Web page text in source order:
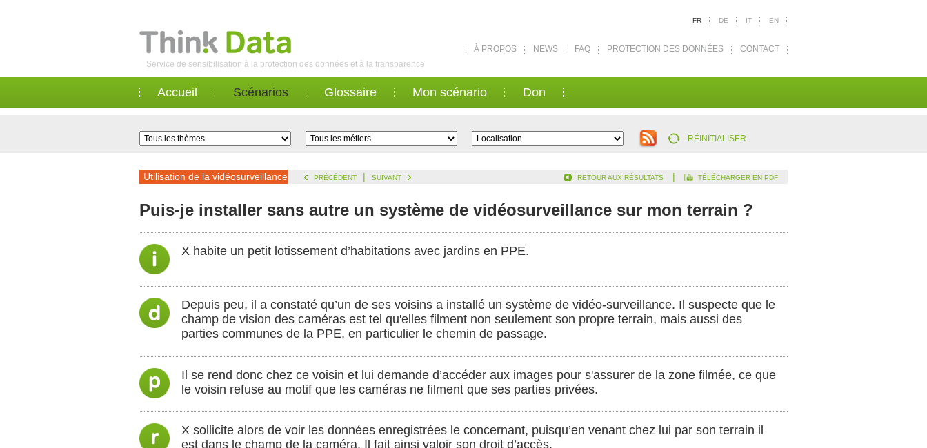
Service de sensibilisation à la protection des données et à la transparence
FR DE IT EN
À PROPOS NEWS FAQ PROTECTION DES DONNÉES CONTACT
Accueil Scénarios Glossaire Mon scénario Don
RÉINITIALISER
Utilisation de la vidéosurveillance PRÉCÉDENT | SUIVANT RETOUR AUX RÉSULTATS | TÉLÉCHARGER EN PDF
Puis-je installer sans autre un système de vidéosurveillance sur mon terrain ?
X habite un petit lotissement d’habitations avec jardins en PPE.
Depuis peu, il a constaté qu’un de ses voisins a installé un système de vidéo-surveillance. Il suspecte que le
champ de vision des caméras est tel qu'elles filment non seulement son propre terrain, mais aussi des
parties communes de la PPE, en particulier le chemin de passage.
Il se rend donc chez ce voisin et lui demande d’accéder aux images pour s'assurer de la zone filmée, ce que
le voisin refuse au motif que les caméras ne filment que ses parties privées.
X sollicite alors de voir les données enregistrées le concernant, puisqu’en venant chez lui par son terrain il
est dans le champ de la caméra. Il fait ainsi valoir son droit d’accès.